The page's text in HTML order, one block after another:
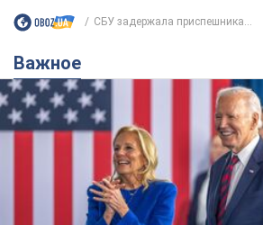
СБУ задержала приспешника...
Важное